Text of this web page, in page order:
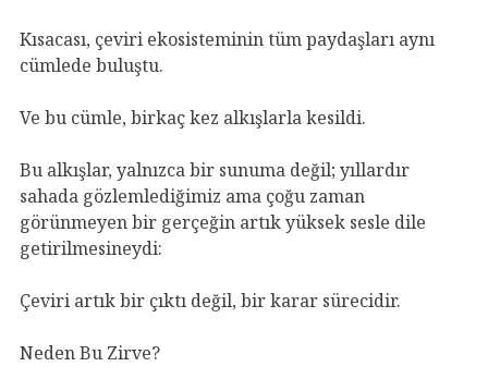
Kısacası, çeviri ekosisteminin tüm paydaşları aynı
cümlede buluştu.
Ve bu cümle, birkaç kez alkışlarla kesildi.
Bu alkışlar, yalnızca bir sunuma değil; yıllardır
sahada gözlemlediğimiz ama çoğu zaman
görünmeyen bir gerçeğin artık yüksek sesle dile
getirilmesineydi:
Çeviri artık bir çıktı değil, bir karar sürecidir.
Neden Bu Zirve?